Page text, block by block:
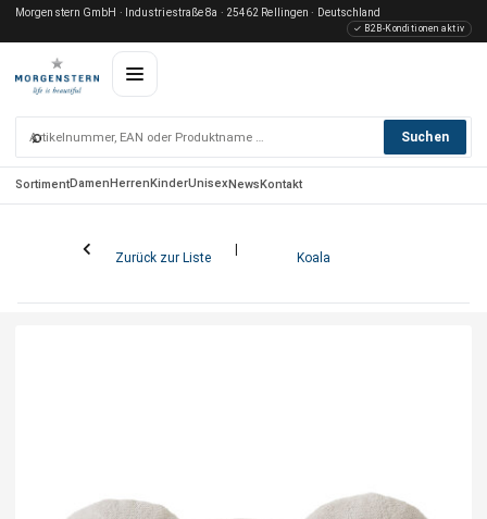
Morgenstern GmbH · Industriestraße 8a · 25462 Rellingen · Deutschland
✓ B2B-Konditionen aktiv
⌕ Suchen
SortimentDamenHerrenKinderUnisexNewsKontakt
Zurück zur Liste Koala